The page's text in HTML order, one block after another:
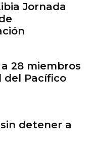
Jornada
28 miembros
del Pacífico
detener a